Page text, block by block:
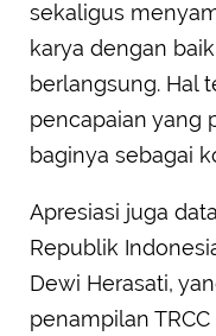
sekaligus
karya dengan
berlangsung. Hal
pencapaian yang
baginya sebagai
Apresiasi juga
Republik
Dewi Herasati,
penampilan